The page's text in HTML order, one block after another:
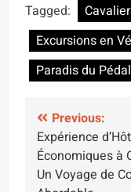
Tagged:
Excursions en
Paradis du
Navigation
de
l’article
Previous:
Expérience
Économiques à
Un Voyage de